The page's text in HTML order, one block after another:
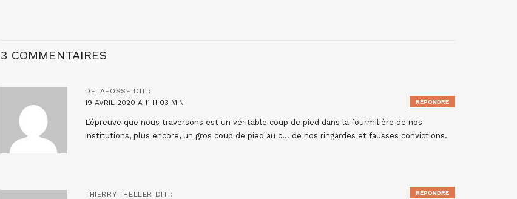
3 COMMENTAIRES
DELAFOSSE DIT :
19 AVRIL 2020 À 11 H 03 MIN
L’épreuve que nous traversons est un véritable coup de pied dans la fourmilière de nos
institutions, plus encore, un gros coup de pied au c… de nos ringardes et fausses convictions.
RÉPONDRE
THIERRY THELLER DIT :
RÉPONDRE